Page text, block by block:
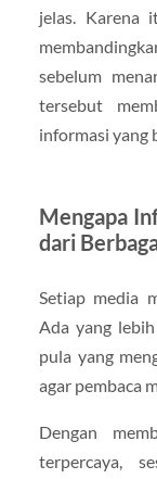
jelas. Karena
sebelum
tersebut
informasi yang
Mengapa
dari
Setiap media
Ada yang
pula yang
agar pembaca
Dengan
terpercaya,